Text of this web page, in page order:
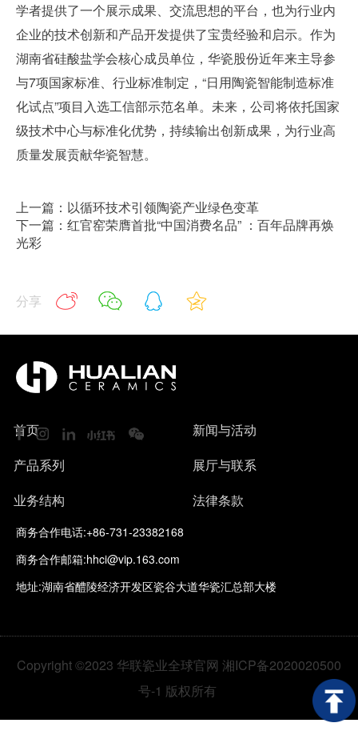
学者提供了一个展示成果、交流思想的平台，也为行业内
企业的技术创新和产品开发提供了宝贵经验和启示。作为
湖南省硅酸盐学会核心成员单位，华瓷股份近年来主导参
与7项国家标准、行业标准制定，“日用陶瓷智能制造标准
化试点”项目入选工信部示范名单。未来，公司将依托国家
级技术中心与标准化优势，持续输出创新成果，为行业高
质量发展贡献华瓷智慧。
上一篇：以循环技术引领陶瓷产业绿色变革
下一篇：红官窑荣膺首批“中国消费名品” ：百年品牌再焕
光彩
分享
首页
产品系列
业务结构
新闻与活动
展厅与联系
法律条款
商务合作电话:+86-731-23382168
商务合作邮箱:hhci@vip.163.com
地址:湖南省醴陵经济开发区瓷谷大道华瓷汇总部大楼
Copyright ©2023 华联瓷业全球官网 湘ICP备2020020500
号-1 版权所有